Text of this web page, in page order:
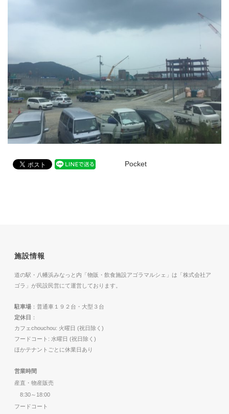
Pocket
施設情報
道の駅・八幡浜みなっと内「物販・飲食施設アゴラマルシェ」は「株式会社ア
ゴラ」が民設民営にて運営しております。
駐車場 ：普通車１９２台・大型３台
定休日 ：
カフェchouchou: 火曜日 (祝日除く)
フードコート: 水曜日 (祝日除く)
ほかテナントごとに休業日あり
営業時間
産直・物産販売
8:30～18:00
フードコート